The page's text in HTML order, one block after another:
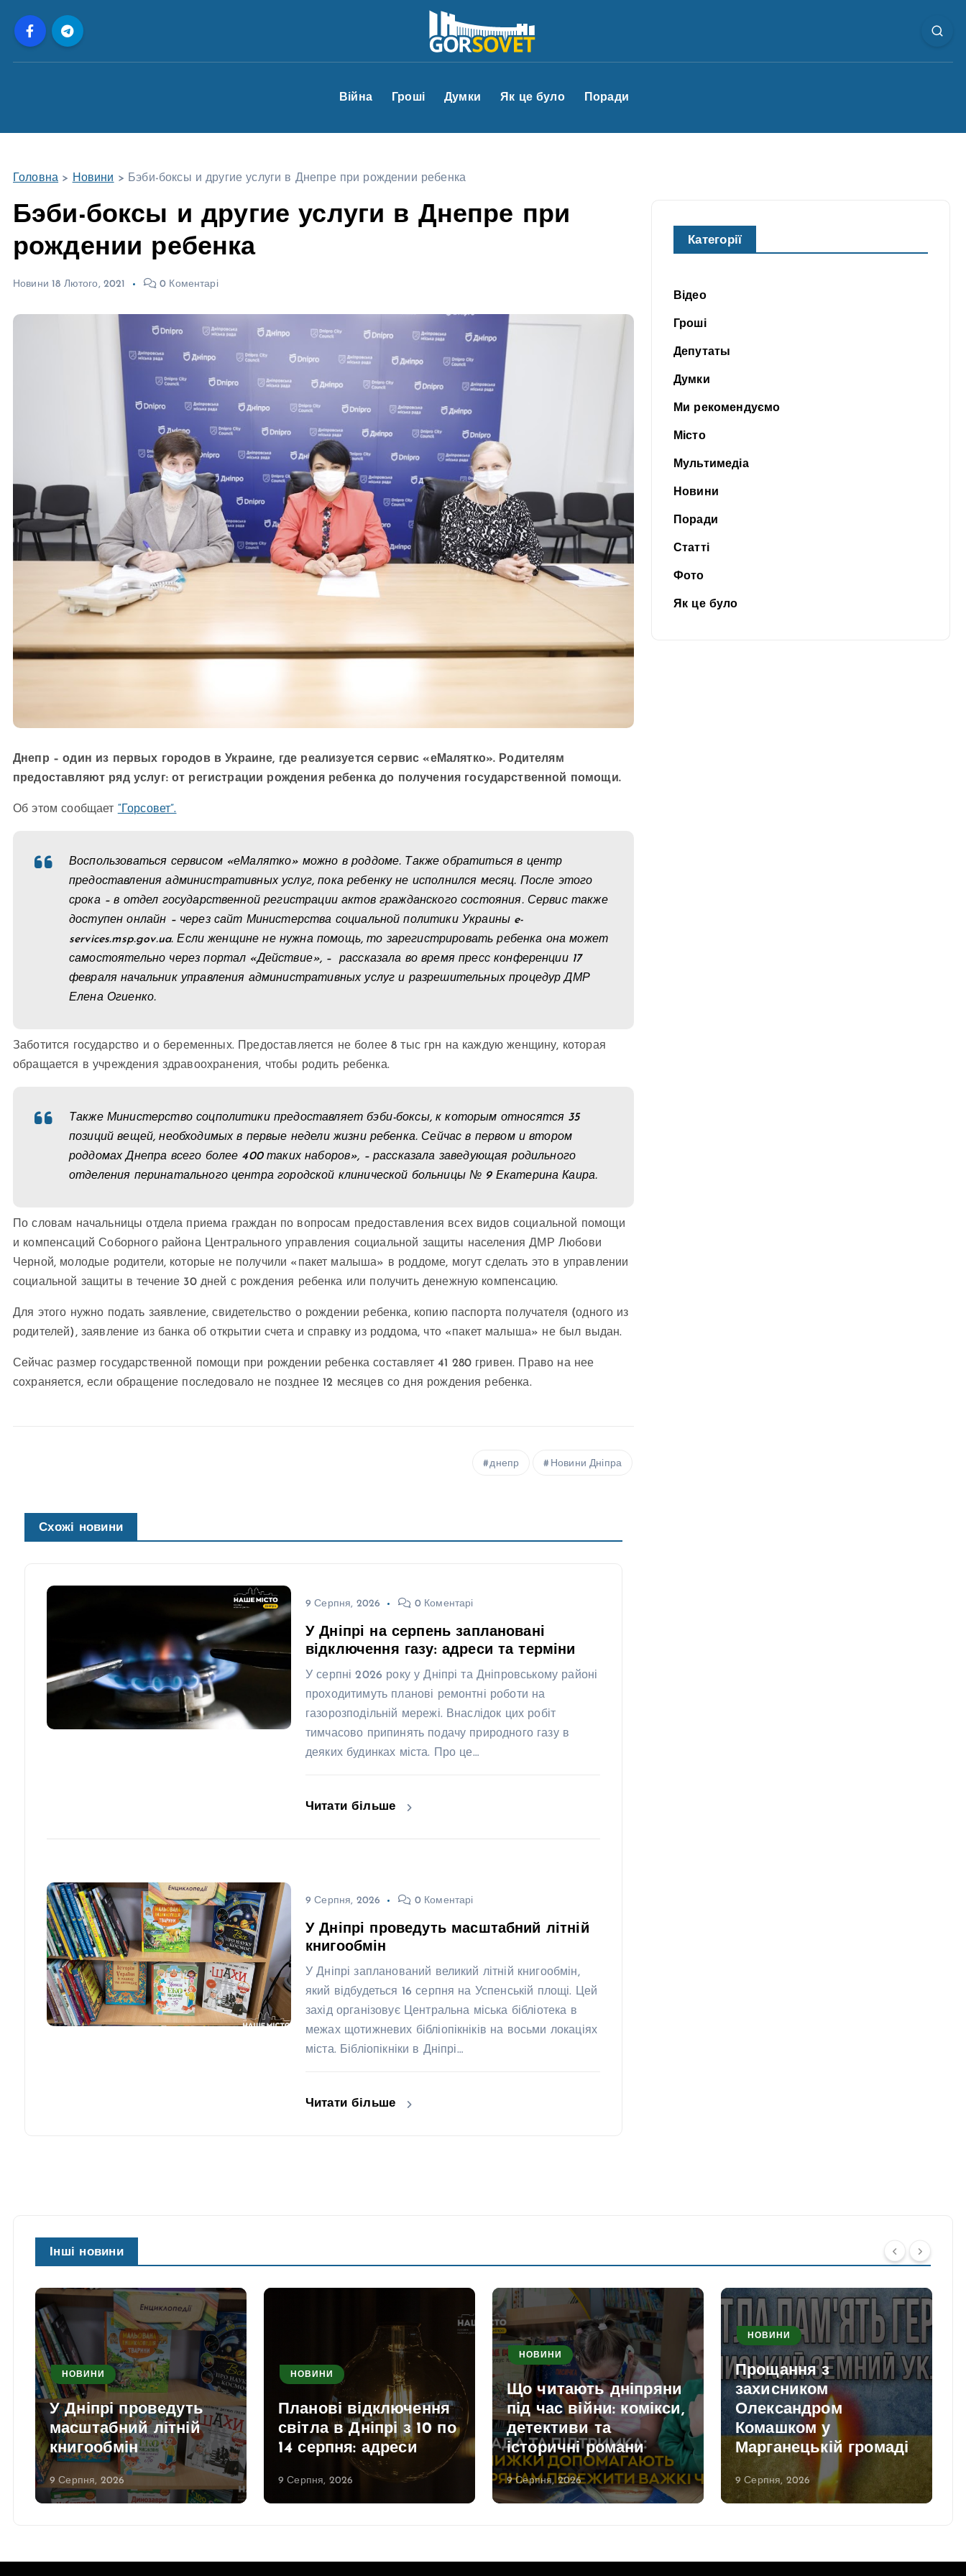
Війна Гроші Думки Як це було Поради
Головна > Новини > Бэби-боксы и другие услуги в Днепре при рождении ребенка
Бэби-боксы и другие услуги в Днепре при
рождении ребенка
Новини 18 Лютого, 2021 0 Коментарі
Днепр – один из первых городов в Украине, где реализуется сервис «еМалятко». Родителям
предоставляют ряд услуг: от регистрации рождения ребенка до получения государственной помощи.
Об этом сообщает “Горсовет”.
Воспользоваться сервисом «еМалятко» можно в роддоме. Также обратиться в центр
предоставления административных услуг, пока ребенку не исполнился месяц. После этого
срока – в отдел государственной регистрации актов гражданского состояния. Сервис также
доступен онлайн – через сайт Министерства социальной политики Украины e-
services.msp.gov.ua. Если женщине не нужна помощь, то зарегистрировать ребенка она может
самостоятельно через портал «Действие», – рассказала во время пресс конференции 17
февраля начальник управления административных услуг и разрешительных процедур ДМР
Елена Огиенко.
Заботится государство и о беременных. Предоставляется не более 8 тыс грн на каждую женщину, которая
обращается в учреждения здравоохранения, чтобы родить ребенка.
Также Министерство соцполитики предоставляет бэби-боксы, к которым относятся 35
позиций вещей, необходимых в первые недели жизни ребенка. Сейчас в первом и втором
роддомах Днепра всего более 400 таких наборов», – рассказала заведующая родильного
отделения перинатального центра городской клинической больницы № 9 Екатерина Каира.
По словам начальницы отдела приема граждан по вопросам предоставления всех видов социальной помощи
и компенсаций Соборного района Центрального управления социальной защиты населения ДМР Любови
Черной, молодые родители, которые не получили «пакет малыша» в роддоме, могут сделать это в управлении
социальной защиты в течение 30 дней с рождения ребенка или получить денежную компенсацию.
Для этого нужно подать заявление, свидетельство о рождении ребенка, копию паспорта получателя (одного из
родителей), заявление из банка об открытии счета и справку из роддома, что «пакет малыша» не был выдан.
Сейчас размер государственной помощи при рождении ребенка составляет 41 280 гривен. Право на нее
сохраняется, если обращение последовало не позднее 12 месяцев со дня рождения ребенка.
днепр Новини Дніпра
Схожі новини
9 Серпня, 2026 0 Коментарі
У Дніпрі на серпень заплановані
відключення газу: адреси та терміни
У серпні 2026 року у Дніпрі та Дніпровському районі
проходитимуть планові ремонтні роботи на
газорозподільній мережі. Внаслідок цих робіт
тимчасово припинять подачу природного газу в
деяких будинках міста. Про це…
Читати більше
9 Серпня, 2026 0 Коментарі
У Дніпрі проведуть масштабний літній
книгообмін
У Дніпрі запланований великий літній книгообмін,
який відбудеться 16 серпня на Успенській площі. Цей
захід організовує Центральна міська бібліотека в
межах щотижневих бібліопікніків на восьми локаціях
міста. Бібліопікніки в Дніпрі…
Читати більше
Категорії
Відео
Гроші
Депутаты
Думки
Ми рекомендуємо
Місто
Мультимедіа
Новини
Поради
Статті
Фото
Як це було
Інші новини
НОВИНИ
У Дніпрі проведуть
масштабний літній
книгообмін
9 Серпня, 2026
НОВИНИ
Планові відключення
світла в Дніпрі з 10 по
14 серпня: адреси
9 Серпня, 2026
НОВИНИ
Що читають дніпряни
під час війни: комікси,
детективи та
історичні романи
9 Серпня, 2026
НОВИНИ
Прощання з
захисником
Олександром
Комашком у
Марганецькій громаді
9 Серпня, 2026